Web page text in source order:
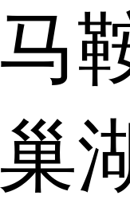
马
巢